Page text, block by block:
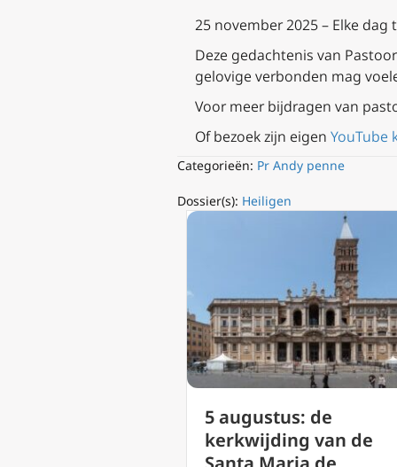
25 november 2025 – Elke dag
Deze gedachtenis van
gelovige verbonden mag
Voor meer bijdragen van
Of bezoek zijn eigen YouTube
Categorieën: Pr Andy penne
Dossier(s): Heiligen
5 augustus: de
kerkwijding van de